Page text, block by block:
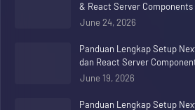
& React Server Components
June 24, 2026
Panduan Lengkap Setup
dan React Server
June 19, 2026
Panduan Lengkap Setup